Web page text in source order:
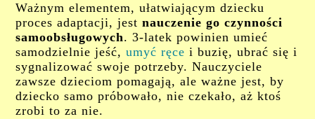
Ważnym elementem, ułatwiającym dziecku
proces adaptacji, jest nauczenie go czynności
samoobsługowych. 3-latek powinien umieć
samodzielnie jeść, umyć ręce i buzię, ubrać się i
sygnalizować swoje potrzeby. Nauczyciele
zawsze dzieciom pomagają, ale ważne jest, by
dziecko samo próbowało, nie czekało, aż ktoś
zrobi to za nie.